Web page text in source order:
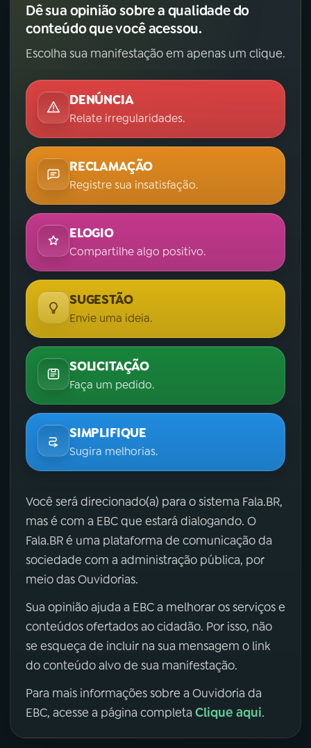
Dê sua opinião sobre a qualidade do
conteúdo que você acessou.
Escolha sua manifestação em apenas um clique.
DENÚNCIA
Relate irregularidades.
RECLAMAÇÃO
Registre sua insatisfação.
ELOGIO
Compartilhe algo positivo.
SUGESTÃO
Envie uma ideia.
SOLICITAÇÃO
Faça um pedido.
SIMPLIFIQUE
Sugira melhorias.
Você será direcionado(a) para o sistema Fala.BR,
mas é com a EBC que estará dialogando. O
Fala.BR é uma plataforma de comunicação da
sociedade com a administração pública, por
meio das Ouvidorias.
Sua opinião ajuda a EBC a melhorar os serviços e
conteúdos ofertados ao cidadão. Por isso, não
se esqueça de incluir na sua mensagem o link
do conteúdo alvo de sua manifestação.
Para mais informações sobre a Ouvidoria da
EBC, acesse a página completa Clique aqui.